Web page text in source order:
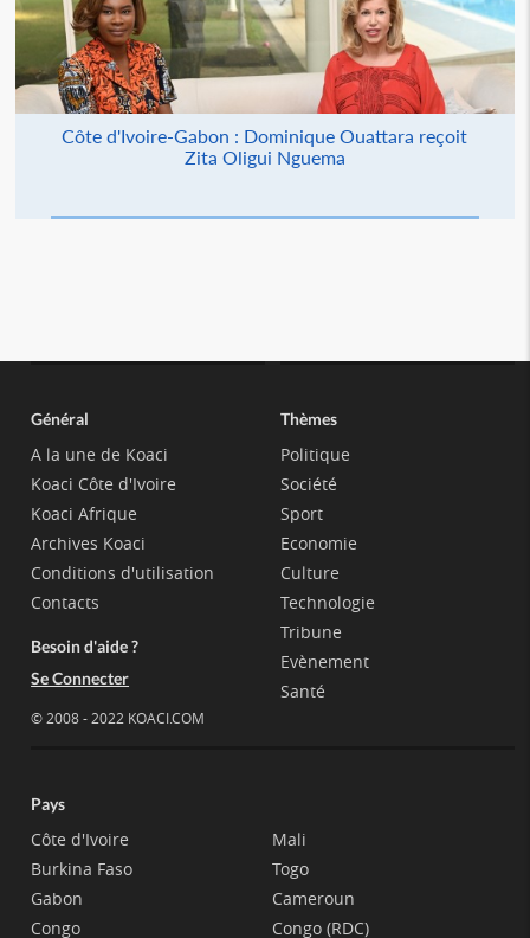
Côte d'Ivoire-Gabon : Dominique Ouattara reçoit
Zita Oligui Nguema
Général
A la une de Koaci
Koaci Côte d'Ivoire
Koaci Afrique
Archives Koaci
Conditions d'utilisation
Contacts
Besoin d'aide ?
Se Connecter
© 2008 - 2022 KOACI.COM
Thèmes
Politique
Société
Sport
Economie
Culture
Technologie
Tribune
Evènement
Santé
Pays
Côte d'Ivoire
Burkina Faso
Gabon
Congo
Mali
Togo
Cameroun
Congo (RDC)